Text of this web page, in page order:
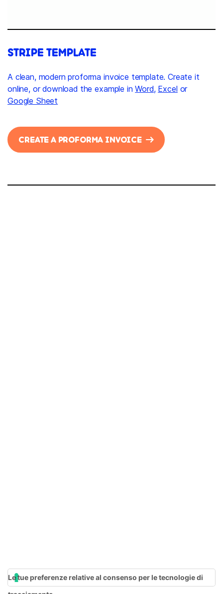
STRIPE TEMPLATE
A clean, modern proforma invoice template. Create it
online, or download the example inWord, Excel or
Google Sheet
CREATE A PROFORMA INVOICE
Le tue preferenze relative al consenso per le tecnologie di